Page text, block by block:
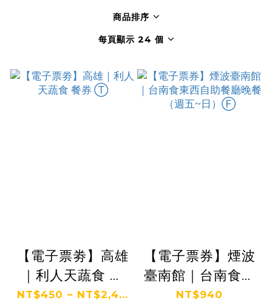
商品排序
每頁顯示 24 個
【電子票劵】高雄
｜利人天蔬食 餐
券 Ⓣ
NT$450 ~ NT$2,4...
【電子票券】煙波
臺南館｜台南食東
西自助餐廳晚餐
NT$940